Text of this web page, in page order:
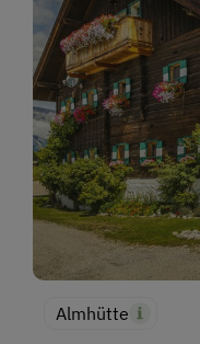
Almhütte